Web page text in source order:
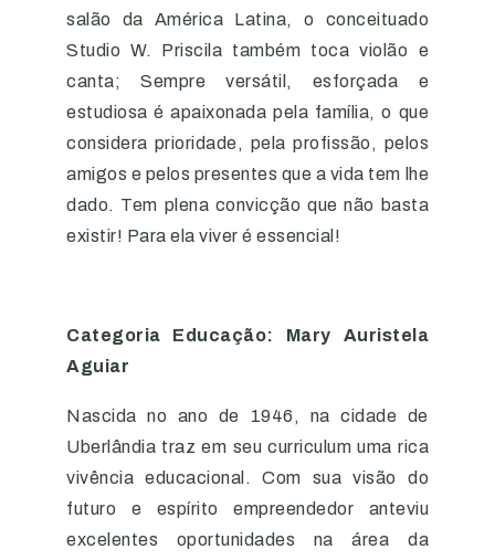
salão da América Latina, o conceituado
Studio W. Priscila também toca violão e
canta; Sempre versátil, esforçada e
estudiosa é apaixonada pela família, o que
considera prioridade, pela profissão, pelos
amigos e pelos presentes que a vida tem lhe
dado. Tem plena convicção que não basta
existir! Para ela viver é essencial!
Categoria Educação: Mary Auristela
Aguiar
Nascida no ano de 1946, na cidade de
Uberlândia traz em seu curriculum uma rica
vivência educacional. Com sua visão do
futuro e espírito empreendedor anteviu
excelentes oportunidades na área da